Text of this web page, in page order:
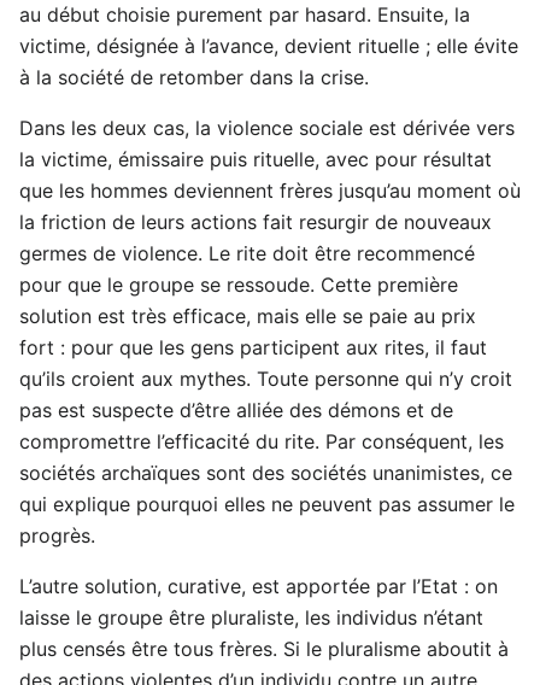
au début choisie purement par hasard. Ensuite, la
victime, désignée à l’avance, devient rituelle ; elle évite
à la société de retomber dans la crise.
Dans les deux cas, la violence sociale est dérivée vers
la victime, émissaire puis rituelle, avec pour résultat
que les hommes deviennent frères jusqu’au moment où
la friction de leurs actions fait resurgir de nouveaux
germes de violence. Le rite doit être recommencé
pour que le groupe se ressoude. Cette première
solution est très efficace, mais elle se paie au prix
fort : pour que les gens participent aux rites, il faut
qu’ils croient aux mythes. Toute personne qui n’y croit
pas est suspecte d’être alliée des démons et de
compromettre l’efficacité du rite. Par conséquent, les
sociétés archaïques sont des sociétés unanimistes, ce
qui explique pourquoi elles ne peuvent pas assumer le
progrès.
L’autre solution, curative, est apportée par l’Etat : on
laisse le groupe être pluraliste, les individus n’étant
plus censés être tous frères. Si le pluralisme aboutit à
des actions violentes d’un individu contre un autre,